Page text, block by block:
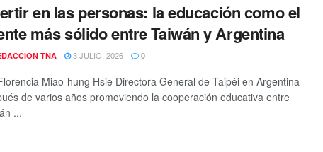
en las personas: la educación como el
más sólido entre Taiwán y Argentina
TNA 3 JULIO, 2026 0
Miao-hung Hsie Directora General de Taipéi en Argentina
de varios años promoviendo la cooperación educativa entre
...